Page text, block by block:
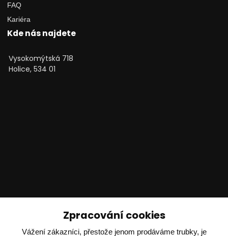
FAQ
Kariéra
Kde nás najdete
Vysokomýtská 718
Holice, 534 01
Technické poradenství
Ing. Adam Dvořák
Zpracování cookies
Vážení zákazníci, přestože jenom prodáváme trubky, je